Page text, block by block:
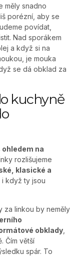
měly snadno
porézní, aby se
povídat,
Nad sporákem
a když si na
je mouka
se dá obklad za
kuchyně
ohledem na
rozlišujeme
klasické a
, i když ty jsou
za linkou by neměly
obklady
Čím větší
spár. To